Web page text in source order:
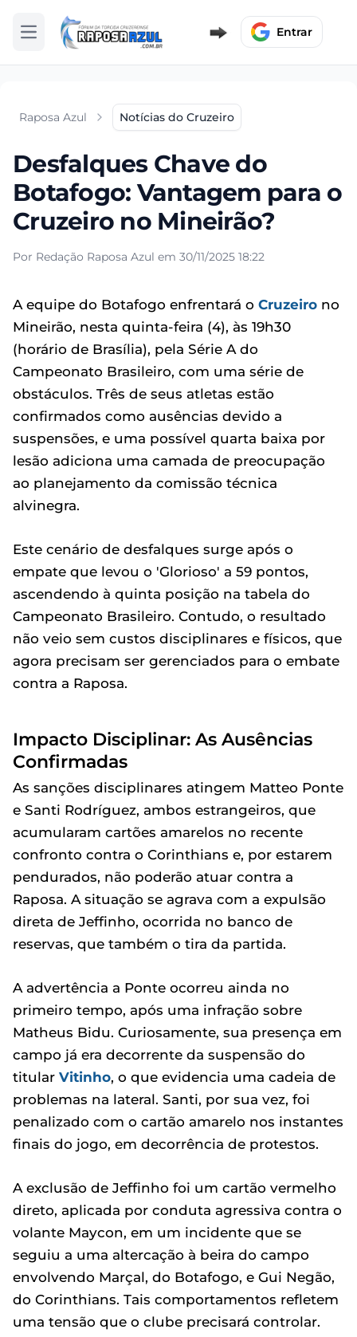
Abrir menu Entrar
Raposa Azul Notícias do Cruzeiro
Desfalques Chave do
Botafogo: Vantagem para o
Cruzeiro no Mineirão?
Por Redação Raposa Azul em 30/11/2025 18:22
A equipe do Botafogo enfrentará o Cruzeiro no
Mineirão, nesta quinta-feira (4), às 19h30
(horário de Brasília), pela Série A do
Campeonato Brasileiro, com uma série de
obstáculos. Três de seus atletas estão
confirmados como ausências devido a
suspensões, e uma possível quarta baixa por
lesão adiciona uma camada de preocupação
ao planejamento da comissão técnica
alvinegra.
Este cenário de desfalques surge após o
empate que levou o 'Glorioso' a 59 pontos,
ascendendo à quinta posição na tabela do
Campeonato Brasileiro. Contudo, o resultado
não veio sem custos disciplinares e físicos, que
agora precisam ser gerenciados para o embate
contra a Raposa.
Impacto Disciplinar: As Ausências
Confirmadas
As sanções disciplinares atingem Matteo Ponte
e Santi Rodríguez, ambos estrangeiros, que
acumularam cartões amarelos no recente
confronto contra o Corinthians e, por estarem
pendurados, não poderão atuar contra a
Raposa. A situação se agrava com a expulsão
direta de Jeffinho, ocorrida no banco de
reservas, que também o tira da partida.
A advertência a Ponte ocorreu ainda no
primeiro tempo, após uma infração sobre
Matheus Bidu. Curiosamente, sua presença em
campo já era decorrente da suspensão do
titular Vitinho, o que evidencia uma cadeia de
problemas na lateral. Santi, por sua vez, foi
penalizado com o cartão amarelo nos instantes
finais do jogo, em decorrência de protestos.
A exclusão de Jeffinho foi um cartão vermelho
direto, aplicada por conduta agressiva contra o
volante Maycon, em um incidente que se
seguiu a uma altercação à beira do campo
envolvendo Marçal, do Botafogo, e Gui Negão,
do Corinthians. Tais comportamentos refletem
uma tensão que o clube precisará controlar.